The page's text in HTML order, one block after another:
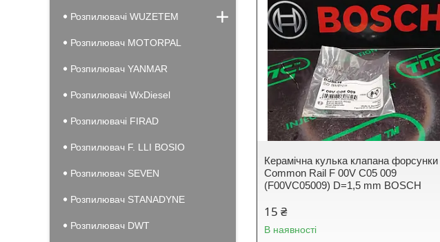
Керамічна кулька клапана форсунки
Common Rail F 00V C05 009
(F00VC05009) D=1,5 mm BOSCH
15 ₴
В наявності
Розпилювачі WUZETEM
Розпилювач MOTORPAL
Розпилювач YANMAR
Розпилювачі WxDiesel
Розпилювачі FIRAD
Розпилювач F. LLI BOSIO
Розпилювач SEVEN
Розпилювач STANADYNE
Розпилювач DWT